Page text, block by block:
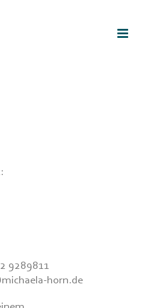
9289811
horn.de